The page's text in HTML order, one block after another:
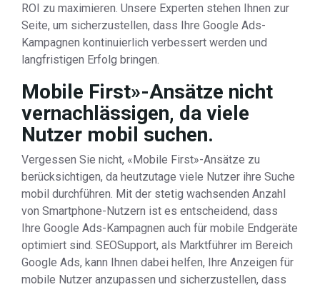
ROI zu maximieren. Unsere Experten stehen Ihnen zur
Seite, um sicherzustellen, dass Ihre Google Ads-
Kampagnen kontinuierlich verbessert werden und
langfristigen Erfolg bringen.
Mobile First»-Ansätze nicht
vernachlässigen, da viele
Nutzer mobil suchen.
Vergessen Sie nicht, «Mobile First»-Ansätze zu
berücksichtigen, da heutzutage viele Nutzer ihre Suche
mobil durchführen. Mit der stetig wachsenden Anzahl
von Smartphone-Nutzern ist es entscheidend, dass
Ihre Google Ads-Kampagnen auch für mobile Endgeräte
optimiert sind. SEOSupport, als Marktführer im Bereich
Google Ads, kann Ihnen dabei helfen, Ihre Anzeigen für
mobile Nutzer anzupassen und sicherzustellen, dass